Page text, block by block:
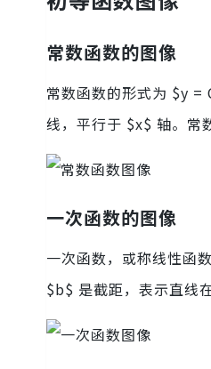
常数函数的图像
常数函数的形式为 $y =
线，平行于 $x$ 轴。常
一次函数的图像
一次函数，或称线性函
$b$ 是截距，表示直线